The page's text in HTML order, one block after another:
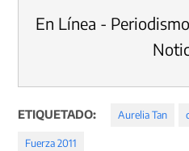
En Línea -
ETIQUETADO: Aurelia Tan
Fuerza 2011